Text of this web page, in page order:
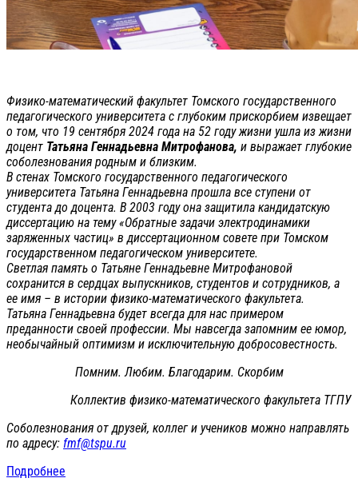
Физико-математический факультет Томского государственного
педагогического университета с глубоким прискорбием извещает
о том, что 19 сентября 2024 года на 52 году жизни ушла из жизни
доцент Татьяна Геннадьевна Митрофанова, и выражает глубокие
соболезнования родным и близким.
В стенах Томского государственного педагогического
университета Татьяна Геннадьевна прошла все ступени от
студента до доцента. В 2003 году она защитила кандидатскую
диссертацию на тему «Обратные задачи электродинамики
заряженных частиц» в диссертационном совете при Томском
государственном педагогическом университете.
Светлая память о Татьяне Геннадьевне Митрофановой
сохранится в сердцах выпускников, студентов и сотрудников, а
ее имя – в истории физико-математического факультета.
Татьяна Геннадьевна будет всегда для нас примером
преданности своей профессии. Мы навсегда запомним ее юмор,
необычайный оптимизм и исключительную добросовестность.
Помним. Любим. Благодарим. Скорбим
Коллектив физико-математического факультета ТГПУ
Соболезнования от друзей, коллег и учеников можно направлять
по адресу: fmf@tspu.ru
Подробнее